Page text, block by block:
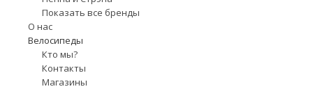
Показать все бренды
О нас
Велосипеды
Кто мы?
Контакты
Магазины